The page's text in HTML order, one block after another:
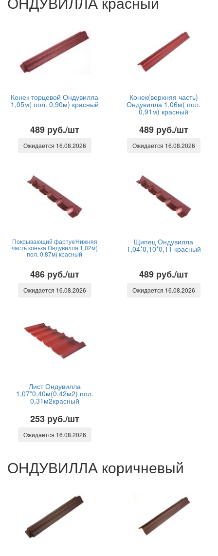
Конек торцевой Ондувилла
1,05м( пол. 0,90м) красный
489 руб./шт
Ожидается 16.08.2026
Конек(верхняя часть)
Ондувилла 1,06м( пол.
0,91м) красный
489 руб./шт
Ожидается 16.08.2026
Покрывающий фартук/Нижняя
часть конька Ондувилла 1,02м(
пол. 0,87м) красный
486 руб./шт
Ожидается 16.08.2026
Щипец Ондувилла
1,04*0,10*0,11 красный
489 руб./шт
Ожидается 16.08.2026
Лист Ондувилла
1,07*0,40м(0,42м2) пол.
0,31м2красный
253 руб./шт
Ожидается 16.08.2026
ОНДУВИЛЛА коричневый